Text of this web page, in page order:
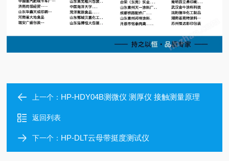
上一个： HP-HDY04B测微仪 测厚仪 接触测量原理
返回列表
下一个： HP-DLT云母带挺度测试仪